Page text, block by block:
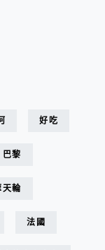
好吃
巴黎
天輪
法國